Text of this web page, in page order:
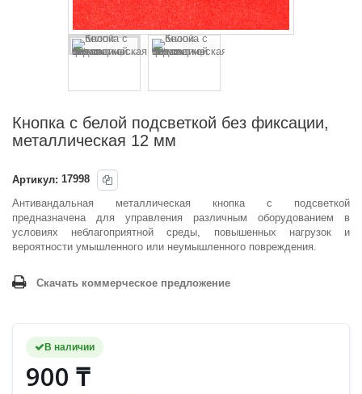
Кнопка с белой подсветкой без фиксации,
металлическая 12 мм
Артикул: 17998
Антивандальная металлическая кнопка с подсветкой
предназначена для управления различным оборудованием в
условиях неблагоприятной среды, повышенных нагрузок и
вероятности умышленного или неумышленного повреждения.
Скачать коммерческое предложение
В наличии
900 ₸